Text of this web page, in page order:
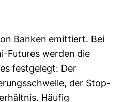
Banken emittiert. Bei
Futures werden die
festgelegt: Der
der Stop-
Häufig